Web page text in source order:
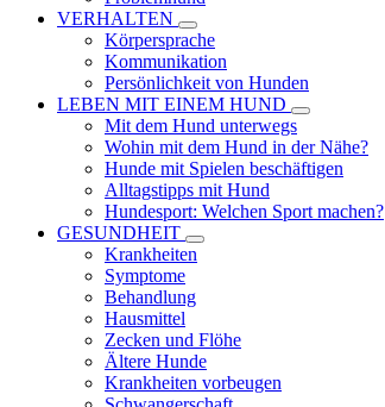
VERHALTEN
Körpersprache
Kommunikation
Persönlichkeit von Hunden
LEBEN MIT EINEM HUND
Mit dem Hund unterwegs
Wohin mit dem Hund in der Nähe?
Hunde mit Spielen beschäftigen
Alltagstipps mit Hund
Hundesport: Welchen Sport machen?
GESUNDHEIT
Krankheiten
Symptome
Behandlung
Hausmittel
Zecken und Flöhe
Ältere Hunde
Krankheiten vorbeugen